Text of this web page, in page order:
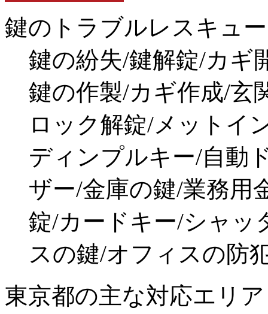
鍵のトラブルレスキュ
鍵の紛失/鍵解錠/カギ
鍵の作製/カギ作成/玄
ロック解錠/メットイ
ディンプルキー/自動
ザー/金庫の鍵/業務用
錠/カードキー/シャッ
スの鍵/オフィスの防
東京都の主な対応エリア